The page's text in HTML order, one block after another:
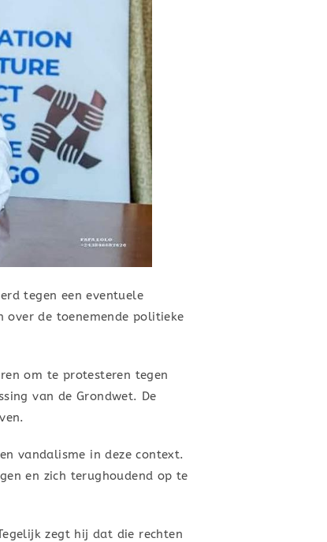
tegen een eventuele
over de toenemende politieke
om te protesteren tegen
van de Grondwet. De
vandalisme in deze context.
en zich terughoudend op te
zegt hij dat die rechten